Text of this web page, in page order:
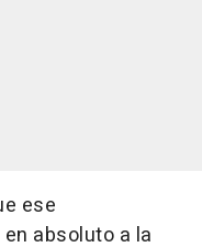
ese
absoluto a la